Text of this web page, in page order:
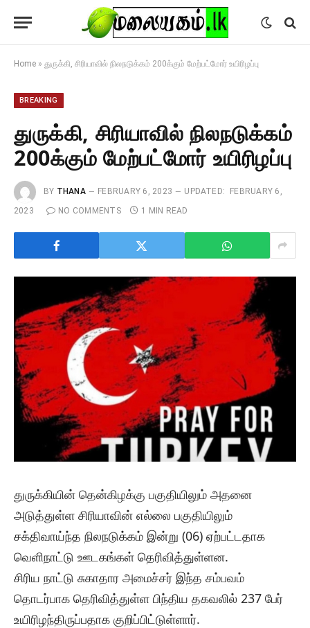
Home » துருக்கி, சிரியாவில் நிலநடுக்கம் 200க்கும் மேற்பட்மோர் உயிரிழப்பு
BREAKING
துருக்கி, சிரியாவில் நிலநடுக்கம்
200க்கும் மேற்பட்மோர் உயிரிழப்பு
BY THANA FEBRUARY 6, 2023 UPDATED:
FEBRUARY 6,
2023
NO COMMENTS 1 MIN READ
துருக்கியின் தென்கிழக்கு பகுதியிலும் அதனை
அடுத்துள்ள சிரியாவின் எல்லை பகுதியிலும்
சக்திவாய்ந்த நிலநடுக்கம் இன்று (06) ஏற்பட்டதாக
வெளிநாட்டு ஊடகங்கள் தெரிவித்துள்ளன.
சிரிய நாட்டு சுகாதார அமைச்சர் இந்த சம்பவம்
தொடர்பாக தெரிவித்துள்ள பிந்திய தகவலில் 237 பேர்
உயிரிழந்திருப்பதாக குறிப்பிட்டுள்ளார்.